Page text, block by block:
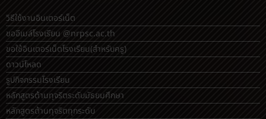
วิธีใช้งานอินเตอร์เน็ต
ขออีเมล์โรงเรียน @nrpsc.ac.th
ขอใช้อินเตอร์เน็ตโรงเรียน(สำหรับครู)
ดาวน์โหลด
รูปกิจกรรมโรงเรียน
หลักสูตรต้านทุจริตระดับมัธยมศึกษา
หลักสูตรต้านทุจริตทุกระดับ